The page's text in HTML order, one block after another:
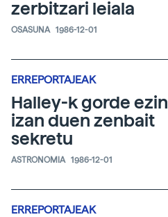
zerbitzari leiala
OSASUNA 1986-12-01
ERREPORTAJEAK
Halley-k gorde ezin
izan duen zenbait
sekretu
ASTRONOMIA 1986-12-01
ERREPORTAJEAK